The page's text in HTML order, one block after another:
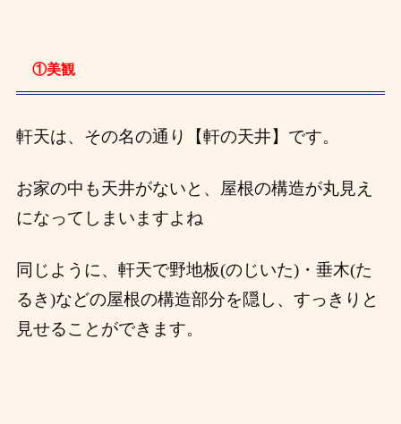
①美観
軒天は、その名の通り【軒の天井】です。
お家の中も天井がないと、屋根の構造が丸見え
になってしまいますよね
同じように、軒天で野地板(のじいた)・垂木(た
るき)などの屋根の構造部分を隠し、すっきりと
見せることができます。